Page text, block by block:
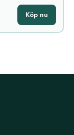
Köp nu